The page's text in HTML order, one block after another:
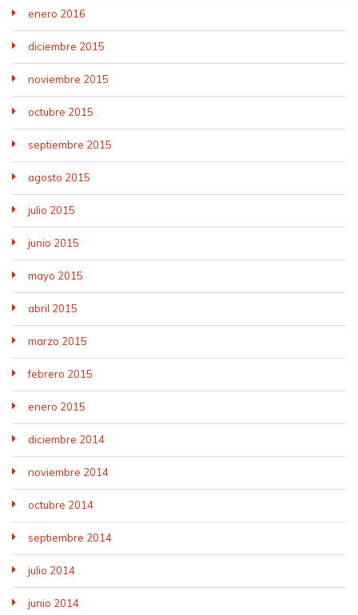
enero 2016
diciembre 2015
noviembre 2015
octubre 2015
septiembre 2015
agosto 2015
julio 2015
junio 2015
mayo 2015
abril 2015
marzo 2015
febrero 2015
enero 2015
diciembre 2014
noviembre 2014
octubre 2014
septiembre 2014
julio 2014
junio 2014